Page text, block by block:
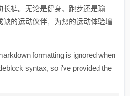
长裤。无论是健身、跑步还是瑜
缺的运动伙伴，为您的运动体验增
formatting is ignored when
syntax, so i've provided the